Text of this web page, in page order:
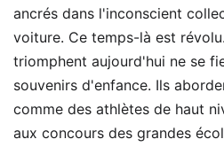
ancrés dans l'inconscient
voiture. Ce temps-là est
triomphent aujourd'hui ne se
souvenirs d'enfance. Ils
comme des athlètes de haut
aux concours des grandes